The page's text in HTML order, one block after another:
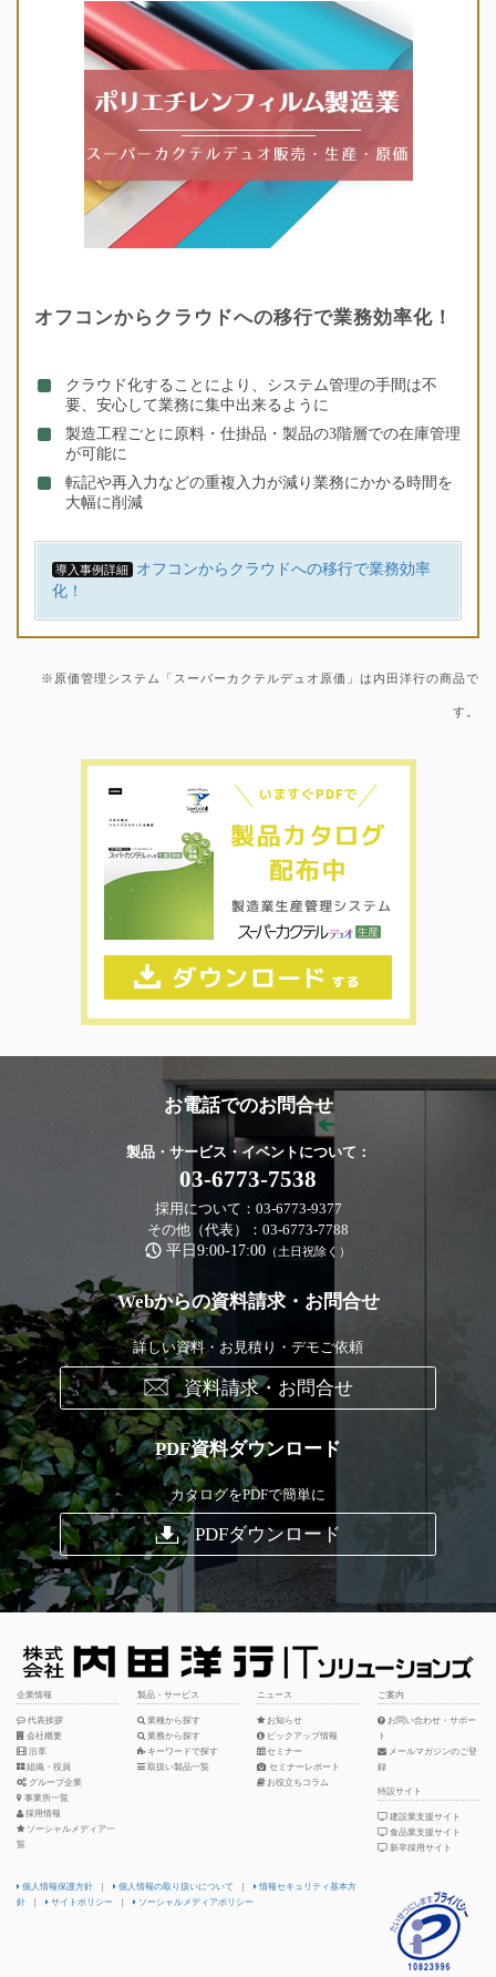
オフコンからクラウドへの移行で業務効率化！
クラウド化することにより、システム管理の手間は不
要、安心して業務に集中出来るように
製造工程ごとに原料・仕掛品・製品の3階層での在庫管理
が可能に
転記や再入力などの重複入力が減り業務にかかる時間を
大幅に削減
導入事例詳細
オフコンからクラウドへの移行で業務効率
化！
※原価管理システム「スーパーカクテルデュオ原価」は内田洋行の商品で
す。
お電話でのお問合せ
製品・サービス・イベントについて：
03-6773-7538
採用について：03-6773-9377
その他（代表）：03-6773-7788
平日9:00-17:00 （土日祝除く）
Webからの資料請求・お問合せ
詳しい資料・お見積り・デモご依頼
資料請求・お問合せ
PDF資料ダウンロード
カタログをPDFで簡単に
PDFダウンロード
企業情報
代表挨拶
会社概要
沿革
組織・役員
グループ企業
事業所一覧
採用情報
ソーシャルメディア一
覧
製品・サービス
業種から探す
業務から探す
キーワードで探す
取扱い製品一覧
ニュース
お知らせ
ピックアップ情報
セミナー
セミナーレポート
お役立ちコラム
ご案内
お問い合わせ・サポー
ト
メールマガジンのご登
録
特設サイト
建設業支援サイト
食品業支援サイト
新卒採用サイト
個人情報保護方針 個人情報の取り扱いについて
情報セキュリティ基本方
針
サイトポリシー ソーシャルメディアポリシー